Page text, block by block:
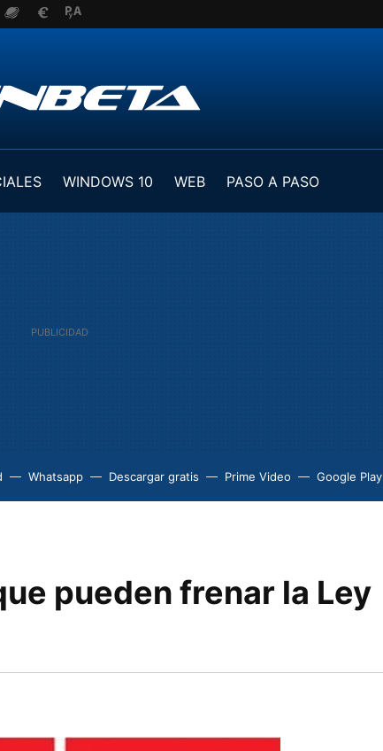
WINDOWS 10 WEB
PASO A PASO
Whatsapp Descargar gratis Prime Video Google Play
pueden frenar la Ley